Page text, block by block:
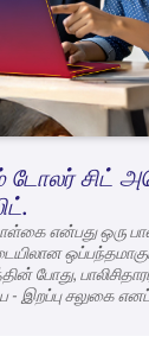
1800 267
டோலர் சிட்
என்பது ஒரு
போது,
இறப்பு சலுகை